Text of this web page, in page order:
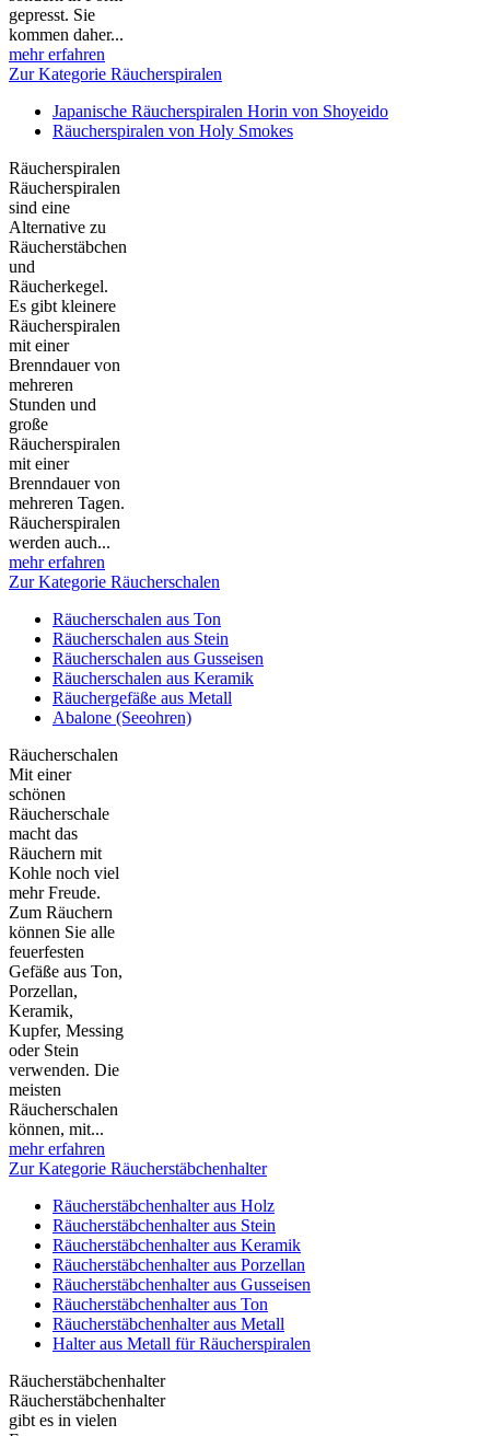
gepresst. Sie
kommen daher...
mehr erfahren
Zur Kategorie Räucherspiralen
Japanische Räucherspiralen Horin von Shoyeido
Räucherspiralen von Holy Smokes
Räucherspiralen
Räucherspiralen
sind eine
Alternative zu
Räucherstäbchen
und
Räucherkegel.
Es gibt kleinere
Räucherspiralen
mit einer
Brenndauer von
mehreren
Stunden und
große
Räucherspiralen
mit einer
Brenndauer von
mehreren Tagen.
Räucherspiralen
werden auch...
mehr erfahren
Zur Kategorie Räucherschalen
Räucherschalen aus Ton
Räucherschalen aus Stein
Räucherschalen aus Gusseisen
Räucherschalen aus Keramik
Räuchergefäße aus Metall
Abalone (Seeohren)
Räucherschalen
Mit einer
schönen
Räucherschale
macht das
Räuchern mit
Kohle noch viel
mehr Freude.
Zum Räuchern
können Sie alle
feuerfesten
Gefäße aus Ton,
Porzellan,
Keramik,
Kupfer, Messing
oder Stein
verwenden. Die
meisten
Räucherschalen
können, mit...
mehr erfahren
Zur Kategorie Räucherstäbchenhalter
Räucherstäbchenhalter aus Holz
Räucherstäbchenhalter aus Stein
Räucherstäbchenhalter aus Keramik
Räucherstäbchenhalter aus Porzellan
Räucherstäbchenhalter aus Gusseisen
Räucherstäbchenhalter aus Ton
Räucherstäbchenhalter aus Metall
Halter aus Metall für Räucherspiralen
Räucherstäbchenhalter
Räucherstäbchenhalter
gibt es in vielen